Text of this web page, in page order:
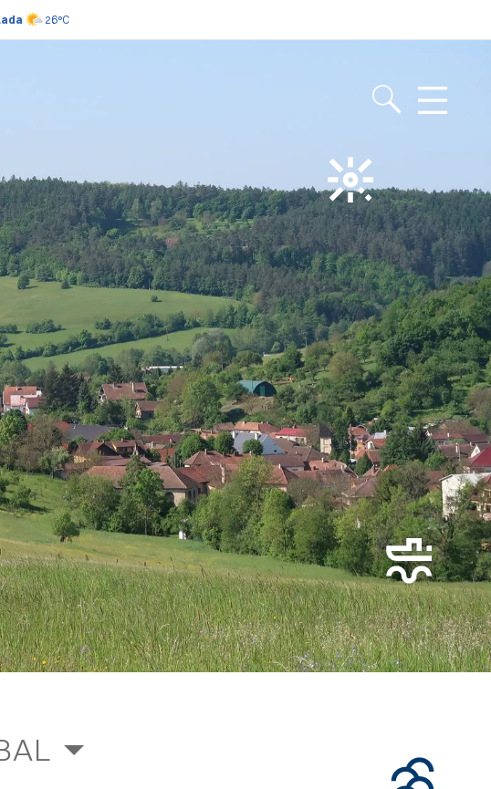
26°C